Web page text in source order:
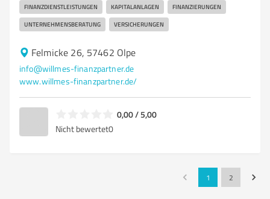
FINANZDIENSTLEISTUNGEN KAPITALANLAGEN FINANZIERUNGEN
UNTERNEHMENSBERATUNG VERSICHERUNGEN
Felmicke 26, 57462 Olpe
info@willmes-finanzpartner.de
www.willmes-finanzpartner.de/
0,00 / 5,00
Nicht bewertet0
1 2